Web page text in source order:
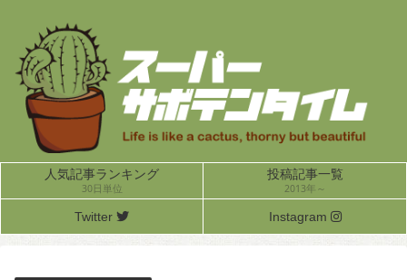
人気記事ランキング
30日単位
投稿記事一覧
2013年～
Twitter Instagram